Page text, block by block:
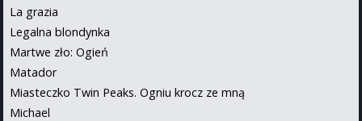
La grazia
Legalna blondynka
Martwe zło: Ogień
Matador
Miasteczko Twin Peaks. Ogniu krocz ze mną
Michael